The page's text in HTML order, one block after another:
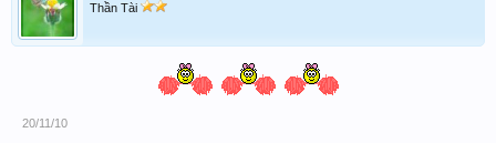
Thần Tài
20/11/10